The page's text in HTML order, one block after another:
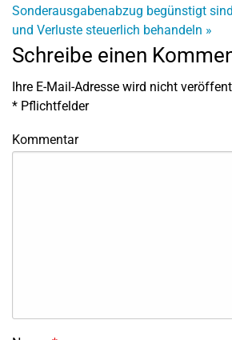
Sonderausgabenabzug begünstigt sind
und Verluste steuerlich behandeln »
Schreibe einen
Ihre E-Mail-Adresse wird nicht
* Pflichtfelder
Kommentar